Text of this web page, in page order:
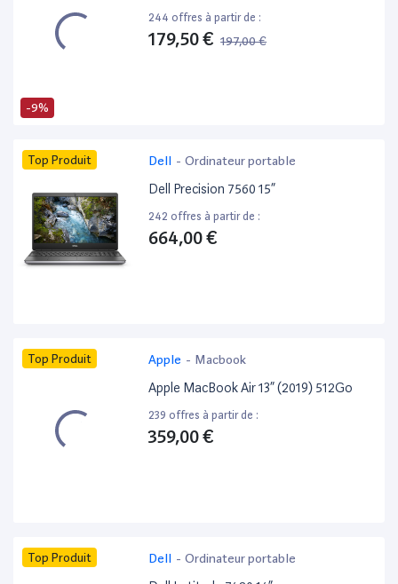
-9%
244 offres à partir de :
179,50 € 197,00 €
Top Produit Dell - Ordinateur portable
Dell Precision 7560 15”
242 offres à partir de :
664,00 €
Top Produit Apple - Macbook
Apple MacBook Air 13” (2019) 512Go
239 offres à partir de :
359,00 €
Top Produit Dell - Ordinateur portable